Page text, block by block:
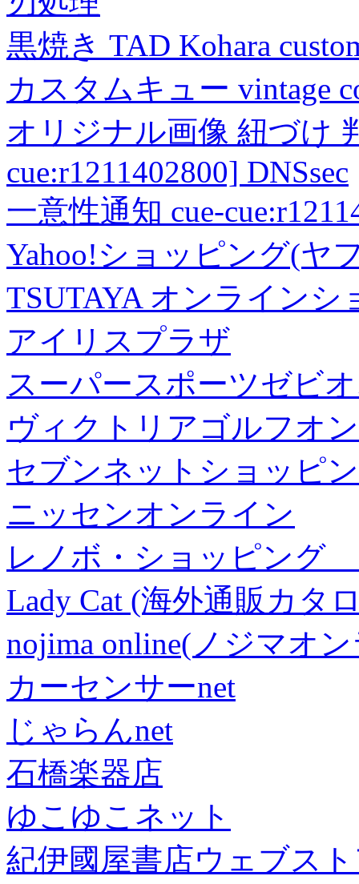
黒焼き TAD Kohara
カスタムキュー vintage
オリジナル画像 紐づけ
cue:r1211402800] DNSsec
一意性通知 cue-
Yahoo!ショッピング(ヤ
TSUTAYA オンラインシ
アイリスプラザ
スーパースポーツゼビ
ヴィクトリアゴルフオ
セブンネットショッピ
ニッセンオンライン
レノボ・ショッピング
Lady Cat (海外通販カタ
nojima online(ノジマオ
カーセンサーnet
じゃらんnet
石橋楽器店
ゆこゆこネット
紀伊國屋書店ウェブス